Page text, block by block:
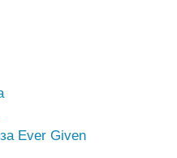
Ever Given